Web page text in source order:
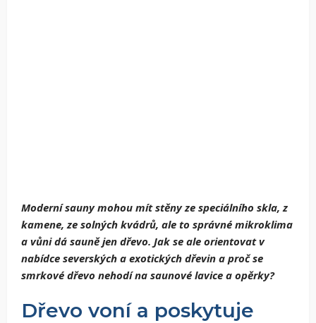
Moderní sauny mohou mít stěny ze speciálního skla, z
kamene, ze solných kvádrů, ale to správné mikroklima
a vůni dá sauně jen dřevo. Jak se ale orientovat v
nabídce severských a exotických dřevin a proč se
smrkové dřevo nehodí na saunové lavice a opěrky?
Dřevo voní a poskytuje